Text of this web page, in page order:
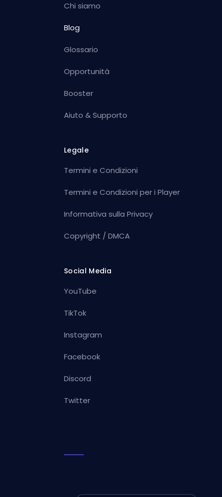
Chi siamo
Blog
Glossario
Opportunità
Booster
Aiuto & Supporto
Legale
Termini e Condizioni
Termini e Condizioni per i Player
Informativa sulla Privacy
Copyright / DMCA
Social Media
YouTube
TikTok
Instagram
Facebook
Discord
Twitter